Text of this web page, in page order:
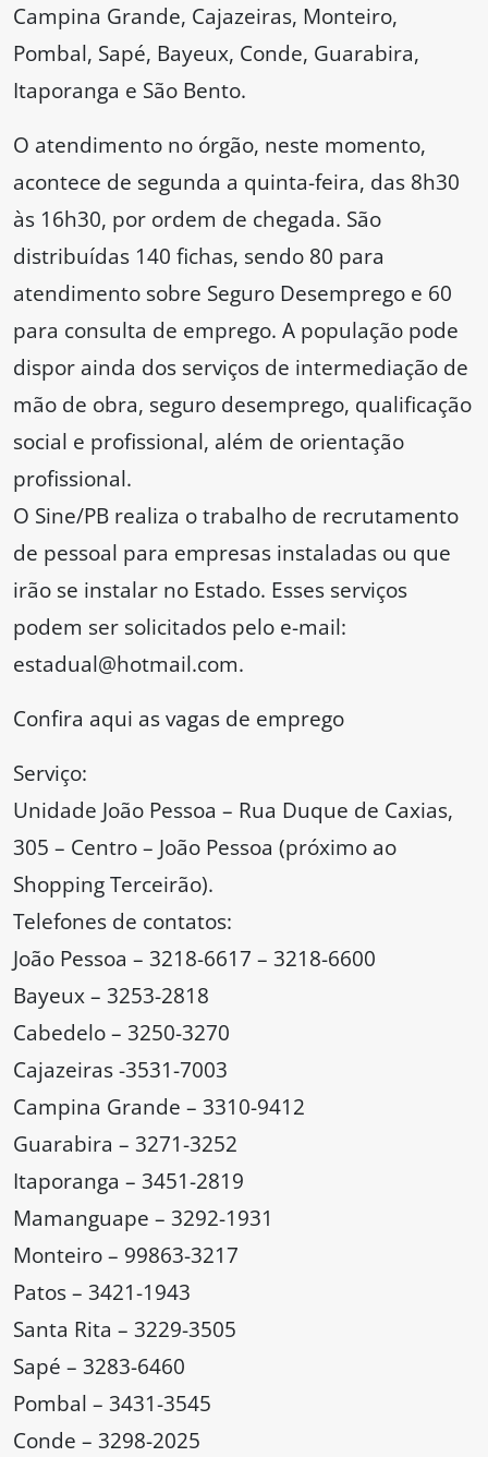
Campina Grande, Cajazeiras, Monteiro,
Pombal, Sapé, Bayeux, Conde, Guarabira,
Itaporanga e São Bento.
O atendimento no órgão, neste momento,
acontece de segunda a quinta-feira, das 8h30
às 16h30, por ordem de chegada. São
distribuídas 140 fichas, sendo 80 para
atendimento sobre Seguro Desemprego e 60
para consulta de emprego. A população pode
dispor ainda dos serviços de intermediação de
mão de obra, seguro desemprego, qualificação
social e profissional, além de orientação
profissional.
O Sine/PB realiza o trabalho de recrutamento
de pessoal para empresas instaladas ou que
irão se instalar no Estado. Esses serviços
podem ser solicitados pelo e-mail:
estadual@hotmail.com.
Confira aqui as vagas de emprego
Serviço:
Unidade João Pessoa – Rua Duque de Caxias,
305 – Centro – João Pessoa (próximo ao
Shopping Terceirão).
Telefones de contatos:
João Pessoa – 3218-6617 – 3218-6600
Bayeux – 3253-2818
Cabedelo – 3250-3270
Cajazeiras -3531-7003
Campina Grande – 3310-9412
Guarabira – 3271-3252
Itaporanga – 3451-2819
Mamanguape – 3292-1931
Monteiro – 99863-3217
Patos – 3421-1943
Santa Rita – 3229-3505
Sapé – 3283-6460
Pombal – 3431-3545
Conde – 3298-2025